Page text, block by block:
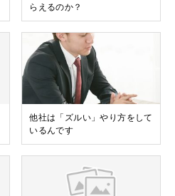
らえるのか？
他社は「ズルい」やり方をして
いるんです